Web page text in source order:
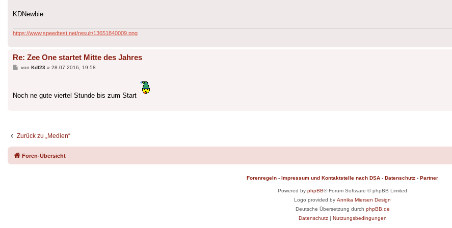
KDNewbie
https://www.speedtest.net/result/13651840009.png
Re: Zee One startet Mitte des Jahres
Beitrag
von Kdf23» 28.07.2016, 19:58
Noch ne gute viertel Stunde bis zum Start
Zurück zu „Medien“
Foren-Übersicht
Forenregeln - Impressum und Kontaktstelle nach DSA - Datenschutz - Partner
Powered by phpBB® Forum Software © phpBB Limited
Logo provided by Annika Miersen Design
Deutsche Übersetzung durch phpBB.de
Datenschutz| Nutzungsbedingungen